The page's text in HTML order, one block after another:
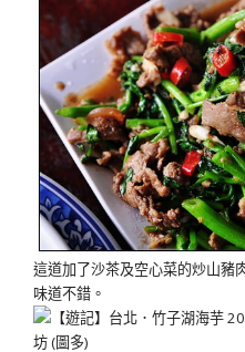
這道加了沙茶及空心菜的炒山豬
味道不錯。